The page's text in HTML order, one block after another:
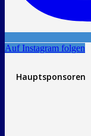
Auf Instagram folgen
Hauptsponsoren